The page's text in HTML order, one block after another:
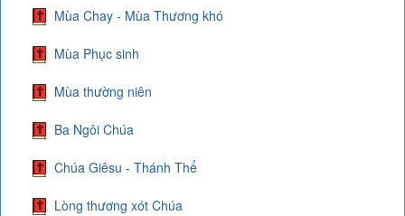
Mùa Chay - Mùa Thương khó
Mùa Phục sinh
Mùa thường niên
Ba Ngôi Chúa
Chúa Giêsu - Thánh Thể
Lòng thương xót Chúa